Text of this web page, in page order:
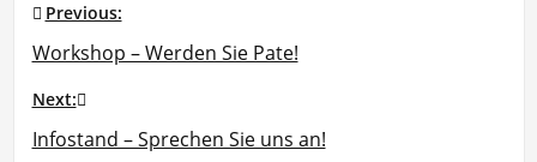
Beitragsnavigation
Previous:
Workshop – Werden Sie Pate!
Next:
Infostand – Sprechen Sie uns an!